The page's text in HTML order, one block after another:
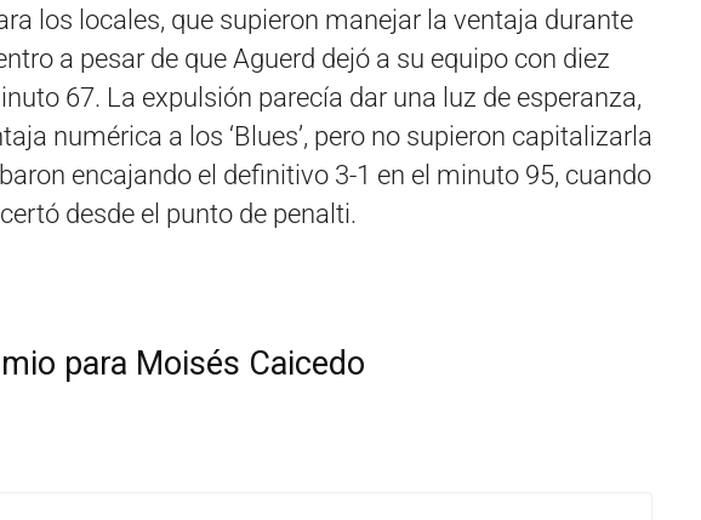
los locales, que supieron manejar la ventaja durante
a pesar de que Aguerd dejó a su equipo con diez
67. La expulsión parecía dar una luz de esperanza,
numérica a los ‘Blues’, pero no supieron capitalizarla
encajando el definitivo 3-1 en el minuto 95, cuando
desde el punto de penalti.
para Moisés Caicedo